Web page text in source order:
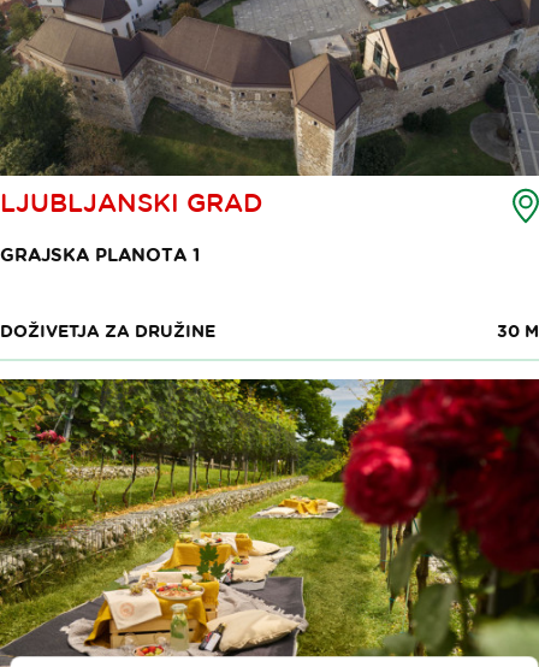
LJUBLJANSKI GRAD
GRAJSKA PLANOTA 1
DOŽIVETJA ZA DRUŽINE 30 M